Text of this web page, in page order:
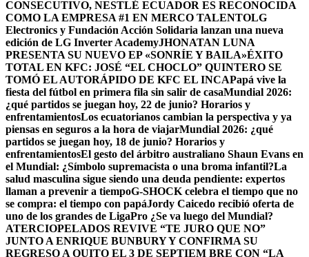
CONSECUTIVO, NESTLÉ ECUADOR ES RECONOCIDA
COMO LA EMPRESA #1 EN MERCO TALENTOLG
Electronics y Fundación Acción Solidaria lanzan una nueva
edición de LG Inverter AcademyJHONATAN LUNA
PRESENTA SU NUEVO EP «SONRÍE Y BAILA»ÉXITO
TOTAL EN KFC: JOSÉ “EL CHOCLO” QUINTERO SE
TOMÓ EL AUTORÁPIDO DE KFC EL INCAPapá vive la
fiesta del fútbol en primera fila sin salir de casaMundial 2026:
¿qué partidos se juegan hoy, 22 de junio? Horarios y
enfrentamientosLos ecuatorianos cambian la perspectiva y ya
piensas en seguros a la hora de viajarMundial 2026: ¿qué
partidos se juegan hoy, 18 de junio? Horarios y
enfrentamientosEl gesto del árbitro australiano Shaun Evans en
el Mundial: ¿Símbolo supremacista o una broma infantil?La
salud masculina sigue siendo una deuda pendiente: expertos
llaman a prevenir a tiempoG-SHOCK celebra el tiempo que no
se compra: el tiempo con papáJordy Caicedo recibió oferta de
uno de los grandes de LigaPro ¿Se va luego del Mundial?
ATERCIOPELADOS REVIVE “TE JURO QUE NO”
JUNTO A ENRIQUE BUNBURY Y CONFIRMA SU
REGRESO A QUITO EL 3 DE SEPTIEM BRE CON “LA